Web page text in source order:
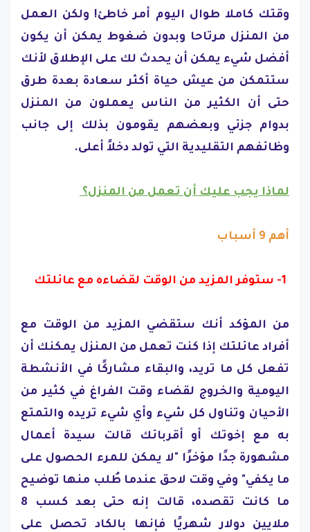
وقتك كاملا طوال اليوم أمر خاطئ! ولكن العمل
من المنزل مرتاحا وبدون ضغوط يمكن أن يكون
أفضل شيء يمكن أن يحدث لك على الإطلاق لأنك
ستتمكن من عيش حياة أكثر سعادة بعدة طرق
حتى أن الكثير من الناس يعملون من المنزل
بدوام جزئي وبعضهم يقومون بذلك إلى جانب
وظائفهم التقليدية التي تولد دخلاً أعلى.
لماذا يجب عليك أن تعمل من المنزل؟
أهم 9 أسباب
من المؤكد أنك ستقضي المزيد من الوقت مع
أفراد عائلتك إذا كنت تعمل من المنزل يمكنك أن
تفعل كل ما تريد، والبقاء مشاركًا في الأنشطة
اليومية والخروج لقضاء وقت الفراغ في كثير من
الأحيان وتناول كل شيء وأي شيء تريده والتمتع
به مع إخوتك أو أقربائك قالت سيدة أعمال
مشهورة جدًا مؤخرًا "لا يمكن للمرء الحصول على
ما يكفي" وفي وقت لاحق عندما طُلب منها توضيح
ما كانت تقصده، قالت إنه حتى بعد كسب 8
ملايين دولار شهريًا فإنها بالكاد تحصل على